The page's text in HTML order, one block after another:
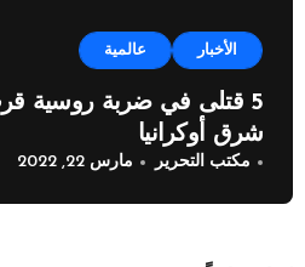
الأخبار عالمية
5 قتلى في ضربة روسية
شرق أوكرانيا
مكتب التحرير مارس 22, 2022